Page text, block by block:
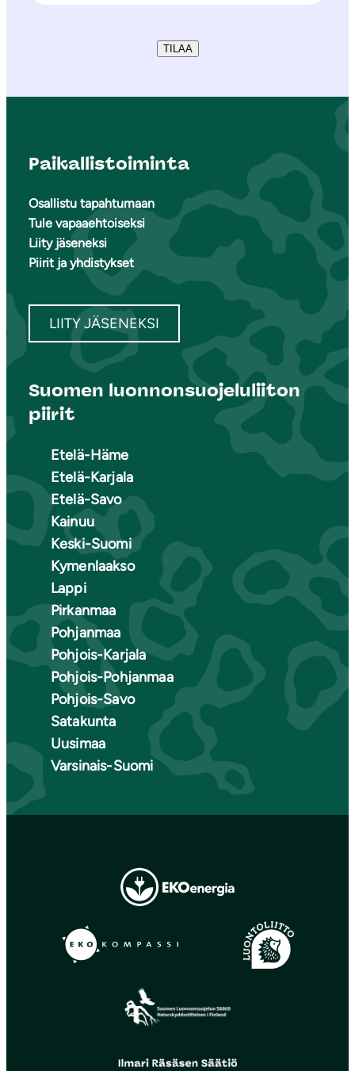
TILAA
Paikallistoiminta
Osallistu tapahtumaan
Tule vapaaehtoiseksi
Liity jäseneksi
Piirit ja yhdistykset
LIITY JÄSENEKSI
Suomen luonnonsuojeluliiton
piirit
Etelä-Häme
Etelä-Karjala
Etelä-Savo
Kainuu
Keski-Suomi
Kymenlaakso
Lappi
Pirkanmaa
Pohjanmaa
Pohjois-Karjala
Pohjois-Pohjanmaa
Pohjois-Savo
Satakunta
Uusimaa
Varsinais-Suomi